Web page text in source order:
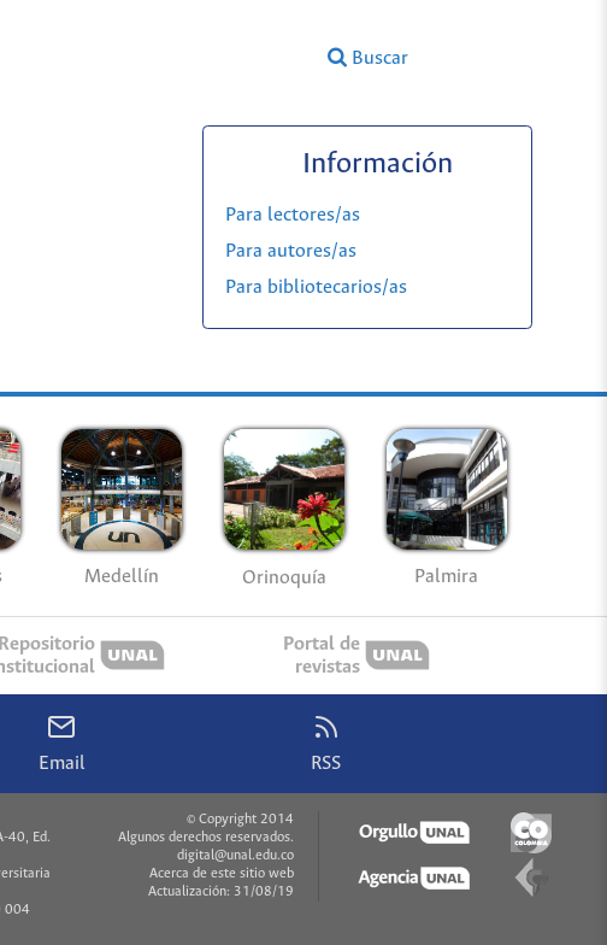
Buscar
Información
Para lectores/as
Para autores/as
Para bibliotecarios/as
Medellín Orinoquía Palmira
Repositorio
Portal de
revistas
Email RSS
40, Ed.
004
© Copyright 2014
Algunos derechos reservados.
digital@unal.edu.co
Acerca de este sitio web
Actualización: 31/08/19